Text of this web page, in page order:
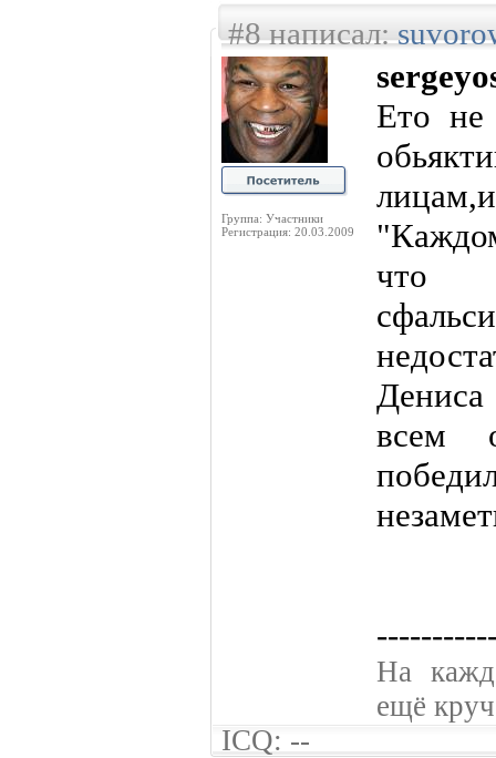
#8 написал:
Группа: Участники
Регистрация: 20.03.2009
Ето
что
всем
На
ещё
ICQ: --